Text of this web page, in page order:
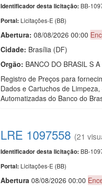
Identificador desta licitação: BB-
Portal: Licitações-E (BB)
Abertura: 08/08/2026 00:00
Cidade: Brasília (DF)
Orgão: BANCO DO BRASIL S A
Registro de Preços para
Dados e Cartuchos de
Automatizadas do Banco do
LRE 1097558 (21
Identificador desta licitação: BB-
Portal: Licitações-E (BB)
Abertura 08/08/2026 00:00